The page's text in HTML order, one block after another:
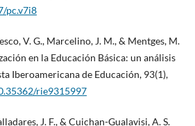
pc.v7i8
V. G., Marcelino, J. M., & Mentges, M.
en la Educación Básica: un análisis
Iberoamericana de Educación, 93(1),
rie9315997
J. F., & Cuichan-Gualavisi, A. S.